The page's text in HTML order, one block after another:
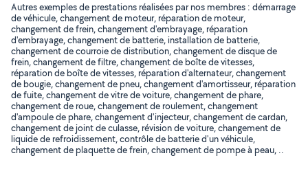
Autres exemples de prestations réalisées par nos membres : démarrage
de véhicule, changement de moteur, réparation de moteur,
changement de frein, changement d'embrayage, réparation
d'embrayage, changement de batterie, installation de batterie,
changement de courroie de distribution, changement de disque de
frein, changement de filtre, changement de boîte de vitesses,
réparation de boîte de vitesses, réparation d'alternateur, changement
de bougie, changement de pneu, changement d'amortisseur, réparation
de fuite, changement de vitre de voiture, changement de phare,
changement de roue, changement de roulement, changement
d'ampoule de phare, changement d'injecteur, changement de cardan,
changement de joint de culasse, révision de voiture, changement de
liquide de refroidissement, contrôle de batterie d'un véhicule,
changement de plaquette de frein, changement de pompe à peau, ..